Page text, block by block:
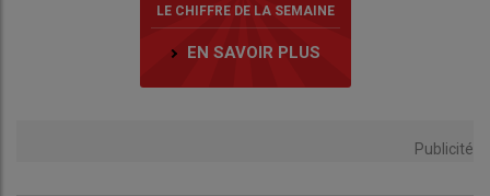
LE CHIFFRE DE LA SEMAINE
EN SAVOIR PLUS
Publicité